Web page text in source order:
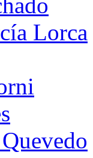
Lorca